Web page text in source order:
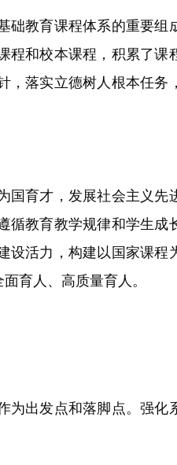
教育课程体系的重要组
程和校本课程，积累了
落实立德树人根本任务
育才，发展社会主义先
教育教学规律和学生成
活力，构建以国家课程
育人、高质量育人。
出发点和落脚点。强化